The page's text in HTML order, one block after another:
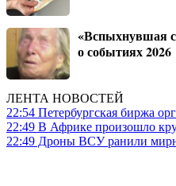
«Вспыхнувшая
о событиях 2026
ЛЕНТА НОВОСТЕЙ
22:54 Петербургская биржа
22:49 В Африке произошло
22:49 Дроны ВСУ ранили